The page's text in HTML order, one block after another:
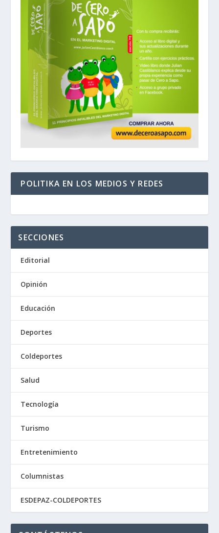
POLITIKA EN LOS MEDIOS Y REDES
SECCIONES
Editorial
Opinión
Educación
Deportes
Coldeportes
Salud
Tecnología
Turismo
Entretenimiento
Columnistas
ESDEPAZ-COLDEPORTES